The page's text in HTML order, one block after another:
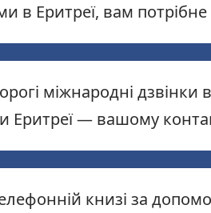
в Еритреї, вам
міжнародні
Еритреї — вашому
книзі за